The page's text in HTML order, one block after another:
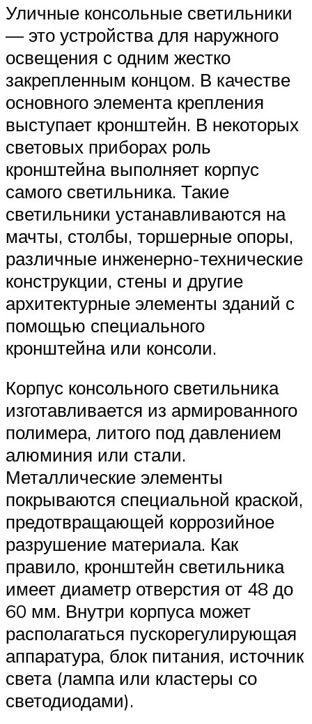
Уличные консольные светильники
— это устройства для наружного
освещения с одним жестко
закрепленным концом. В качестве
основного элемента крепления
выступает кронштейн. В некоторых
световых приборах роль
кронштейна выполняет корпус
самого светильника. Такие
светильники устанавливаются на
мачты, столбы, торшерные опоры,
различные инженерно-технические
конструкции, стены и другие
архитектурные элементы зданий с
помощью специального
кронштейна или консоли.
Корпус консольного светильника
изготавливается из армированного
полимера, литого под давлением
алюминия или стали.
Металлические элементы
покрываются специальной краской,
предотвращающей коррозийное
разрушение материала. Как
правило, кронштейн светильника
имеет диаметр отверстия от 48 до
60 мм. Внутри корпуса может
располагаться пускорегулирующая
аппаратура, блок питания, источник
света (лампа или кластеры со
светодиодами).